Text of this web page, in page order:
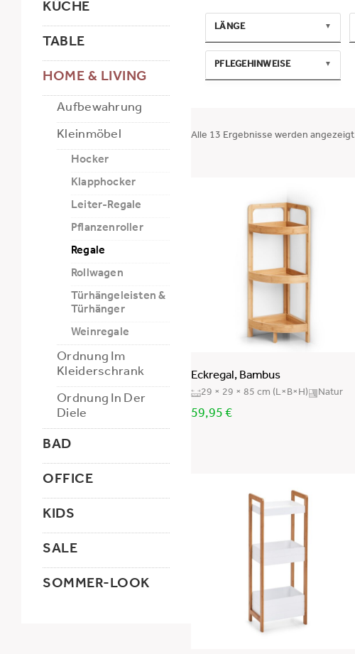
KÜCHE
TABLE
HOME & LIVING
Aufbewahrung
Kleinmöbel
Hocker
Klapphocker
Leiter-Regale
Pflanzenroller
Regale
Rollwagen
Türhängeleisten &
Türhänger
Weinregale
Ordnung Im
Kleiderschrank
Ordnung In Der
Diele
BAD
OFFICE
KIDS
SALE
SOMMER-LOOK
LÄNGE ▼
PFLEGEHINWEISE ▼
Alle 13 Ergebnisse werden angezeigt
Eckregal, Bambus
29 × 29 × 85 cm (L×B×H) Natur
59,95 €